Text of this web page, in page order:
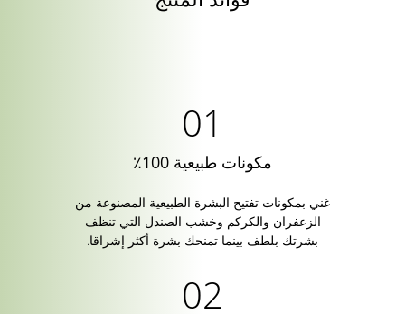
مكونات طبيعية 100٪
غني بمكونات تفتيح البشرة الطبيعية المصنوعة من
الزعفران والكركم وخشب الصندل التي تنظف
بشرتك بلطف بينما تمنحك بشرة أكثر إشراقا.